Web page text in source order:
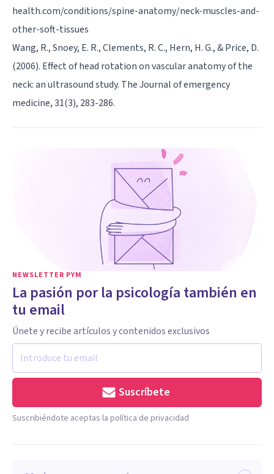
health.com/conditions/spine-anatomy/neck-muscles-and-
other-soft-tissues
Wang, R., Snoey, E. R., Clements, R. C., Hern, H. G., & Price, D.
(2006). Effect of head rotation on vascular anatomy of the
neck: an ultrasound study. The Journal of emergency
medicine, 31(3), 283-286.
NEWSLETTER PYM
La pasión por la psicología también en
tu email
Únete y recibe artículos y contenidos exclusivos
Suscríbete
Suscribiéndote aceptas la política de privacidad